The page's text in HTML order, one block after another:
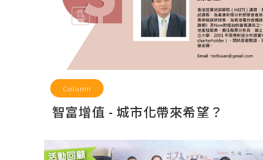
Column
智富增值 - 城市化帶來希望？